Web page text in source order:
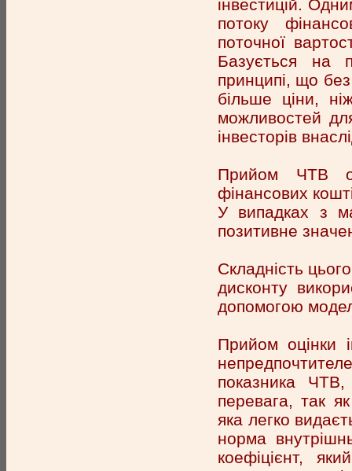
інвестицій.
потоку
поточної
Базується на
принципі, що
більше ціни,
можливостей
інвесторів
Прийом ЧТВ
фінансових
У випадках з
позитивне
Складність
дисконту
допомогою
Прийом оцінки
показника
перевага, так
яка легко
норма
коефіцієнт,